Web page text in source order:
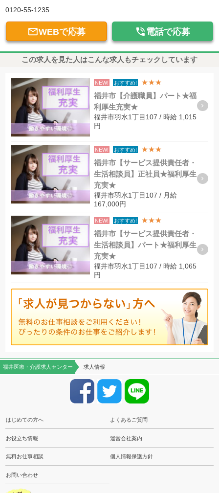
0120-55-1235
WEBで応募  電話で応募
この求人を見た人はこんな求人もチェックしています
NEW! おすすめ! ★★★
福井市【介護職員】パート★福
利厚生充実★
福井市羽水1丁目107 / 時給 1,015
円
NEW! おすすめ! ★★★
福井市【サービス提供責任者・
生活相談員】正社員★福利厚生
充実★
福井市羽水1丁目107 / 月給
167,000円
NEW! おすすめ! ★★★
福井市【サービス提供責任者・
生活相談員】パート★福利厚生
充実★
福井市羽水1丁目107 / 時給 1,065
円
福井医療・介護求人センター 求人情報
はじめての方へ よくあるご質問
お役立ち情報 運営会社案内
無料お仕事相談 個人情報保護方針
お問い合わせ